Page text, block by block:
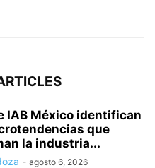
IAB México identifican
que
la industria...
- agosto 6, 2026